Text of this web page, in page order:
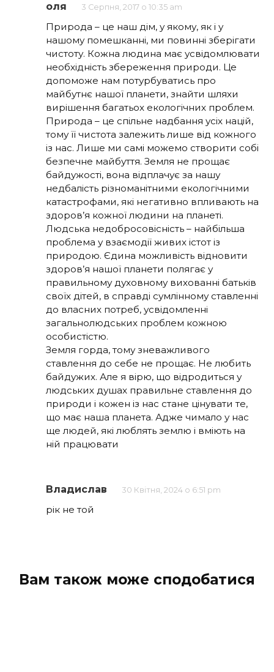
оля 3 Серпня, 2017 о 10:35 am
Природа – це наш дім, у якому, як і у
нашому помешканні, ми повинні зберігати
чистоту. Кожна людина має усвідомлювати
необхідність збереження природи. Це
допоможе нам потурбуватись про
майбутнє нашої планети, знайти шляхи
вирішення багатьох екологічних проблем.
Природа – це спільне надбання усіх націй,
тому її чистота залежить лише від кожного
із нас. Лише ми самі можемо створити собі
безпечне майбуття. Земля не прощає
байдужості, вона відплачує за нашу
недбалість різноманітними екологічними
катастрофами, які негативно впливають на
здоров’я кожної людини на планеті.
Людська недобросовісність – найбільша
проблема у взаємодії живих істот із
природою. Єдина можливість відновити
здоров’я нашої планети полягає у
правильному духовному вихованні батьків
своїх дітей, в справді сумлінному ставленні
до власних потреб, усвідомленні
загальнолюдських проблем кожною
особистістю.
Земля горда, тому зневажливого
ставлення до себе не прощає. Не любить
байдужих. Але я вірю, що відродиться у
людських душах правильне ставлення до
природи і кожен із нас стане цінувати те,
що має наша планета. Адже чимало у нас
ще людей, які люблять землю і вміють на
ній працювати
Владислав 30 Квітня, 2024 о 6:51 pm
рік не той
Вам також може сподобатися